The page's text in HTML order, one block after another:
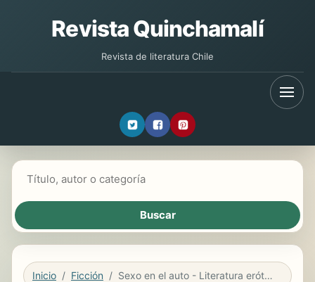
Revista Quinchamalí
Revista de literatura Chile
Inicio Ficción Sexo en el auto - Literatura erótica